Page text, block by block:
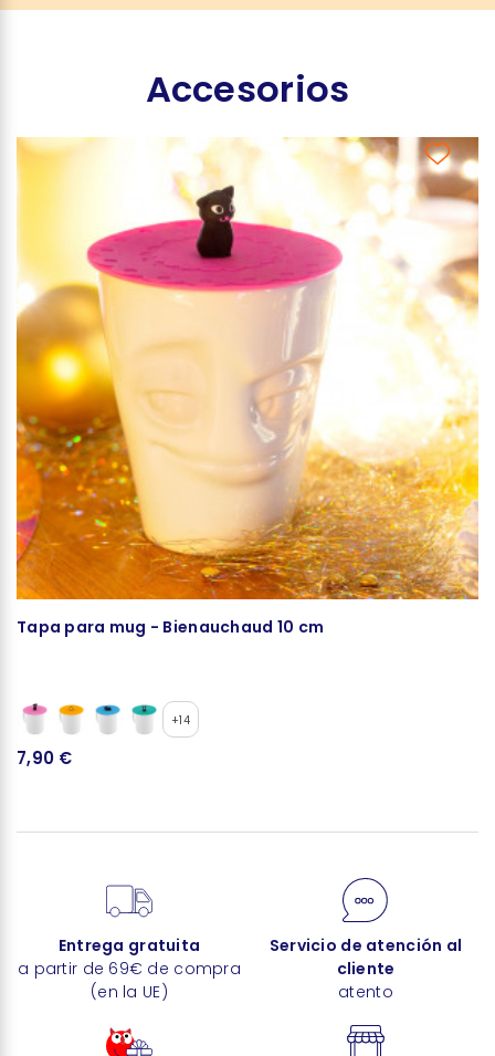
Accesorios
Tapa para mug - Bienauchaud 10 cm
+14
7,90 €
Entrega gratuita
a partir de 69€ de compra
(en la UE)
Servicio de atención al
cliente
atento